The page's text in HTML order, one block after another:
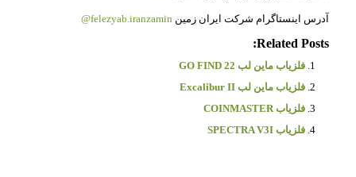
آدرس اینستاگرام شرکت ایران زمین felezyab.iranzamin@
Related Posts:
فلزیاب ماین لب GO FIND 22
فلزیاب ماین لب Excalibur II
فلزیاب COINMASTER
فلزیاب SPECTRA V3I